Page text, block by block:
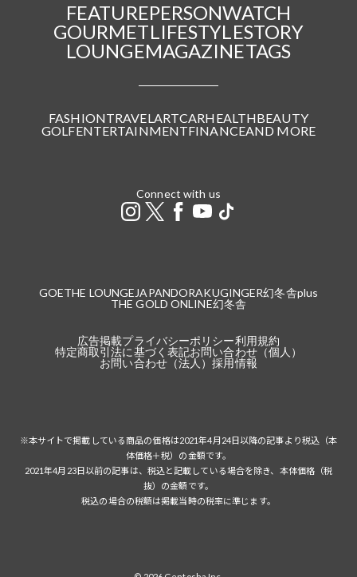
FEATUREPERSONWATCH
GOURMETLIFESTYLESTORY
LOUNGEMAGAZINETAGS
FASHIONTRAVELARTCARHEALTHBEAUTY
GOLFENTERTAINMENTFINANCEAND MORE
Connect with us
GOETHE LOUNGE JAPANDORAKUGINGER幻冬舎plus
THE GOLD ONLINE幻冬舎
広告掲載プライバシーポリシー利用規約
特定商取引法に基づく表記お問い合わせ（個人）
お問い合わせ（法人）採用情報
※本サイトで掲載している商品の価格は2021年4月24日以降の記事より税込（本
体価格＋税）の金額です。
2021年4月23日以前の記事は、税込と記載している場合を除き、本体価格（税
抜）の金額です。
税込の場合の税額は掲載当時の税率に準じます。